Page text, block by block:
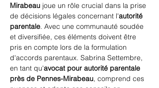
Mirabeau joue un rôle crucial dans la prise
de décisions légales concernant l'autorité
parentale. Avec une communauté soudée
et diversifiée, ces éléments doivent être
pris en compte lors de la formulation
d'accords parentaux. Sabrina Settembre,
en tant qu'avocat pour autorité parentale
près de Pennes-Mirabeau, comprend ces